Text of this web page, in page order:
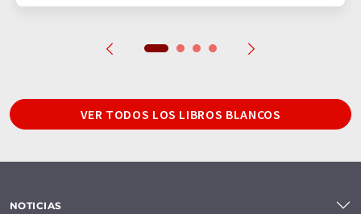
VER TODOS LOS LIBROS BLANCOS
NOTICIAS